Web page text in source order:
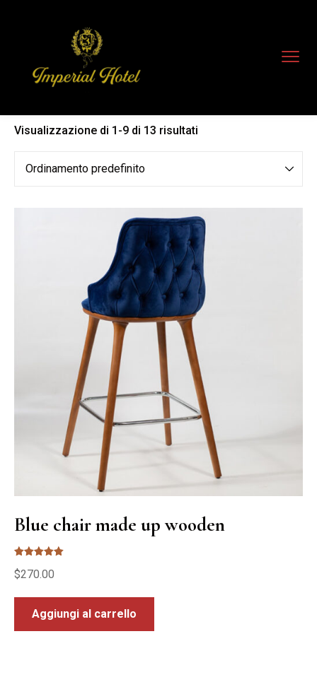
Visualizzazione di 1-9 di 13 risultati
Blue chair made up wooden
5.00
$270.00
Aggiungi al carrello